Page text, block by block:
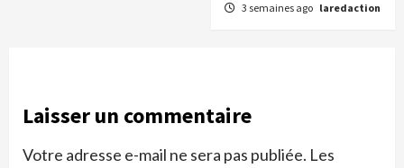
3 semaines ago laredaction
Laisser un commentaire
Votre adresse e-mail ne sera pas publiée. Les